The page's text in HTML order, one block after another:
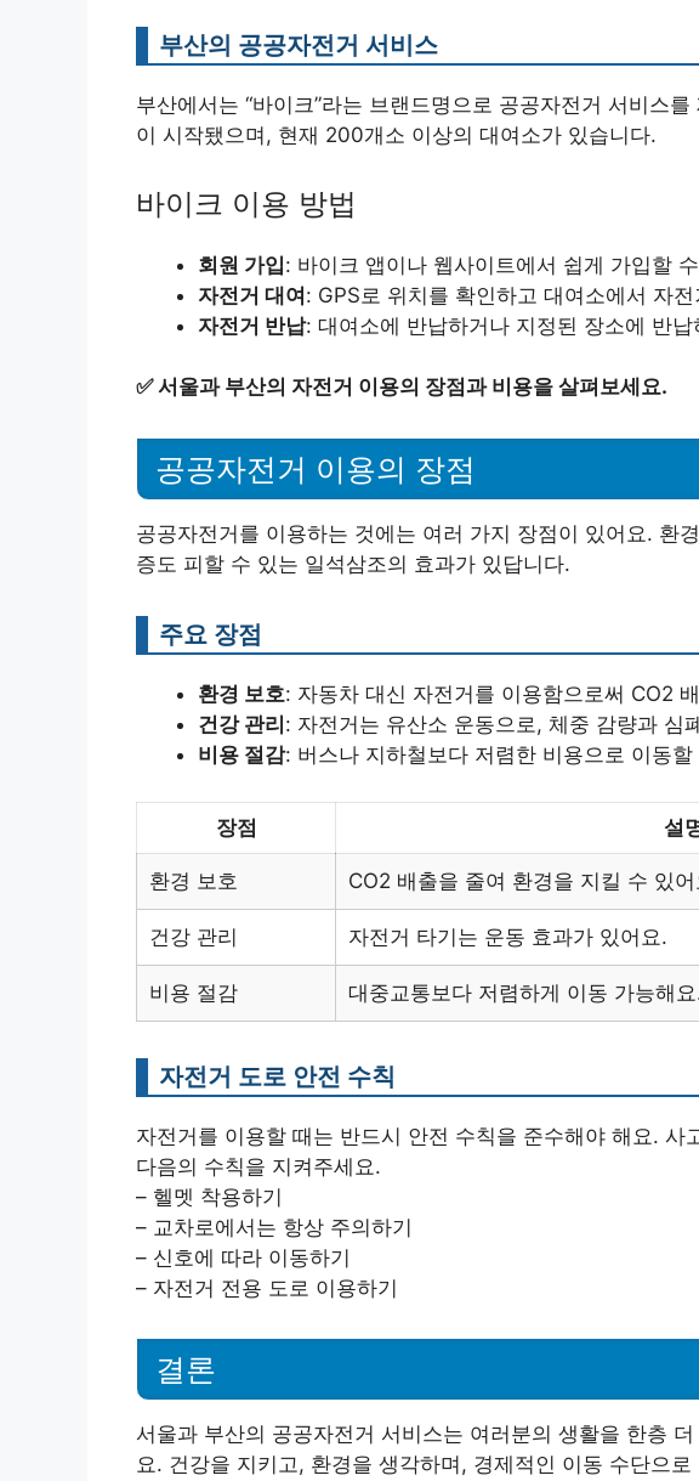
부산의 공공자전거 서비스
부산에서는 “바이크”라는 브랜드명으로 공공자전거 서비스
이 시작됐으며, 현재 200개소 이상의 대여소가 있습니다.
바이크 이용 방법
회원 가입: 바이크 앱이나 웹사이트에서 쉽게 가입할
자전거 대여: GPS로 위치를 확인하고 대여소에서 자
자전거 반납: 대여소에 반납하거나 지정된 장소에 반납
✅서울과 부산의 자전거 이용의 장점과 비용을 살펴보세요.
공공자전거 이용의 장점
공공자전거를 이용하는 것에는 여러 가지 장점이 있어요. 환
증도 피할 수 있는 일석삼조의 효과가 있답니다.
주요 장점
환경 보호: 자동차 대신 자전거를 이용함으로써 CO2
건강 관리 : 자전거는 유산소 운동으로, 체중 감량과 심
비용 절감: 버스나 지하철보다 저렴한 비용으로 이동할
장점 설
환경 보호 CO2 배출을 줄여 환경을 지킬 수 있어
건강 관리 자전거 타기는 운동 효과가 있어요.
비용 절감 대중교통보다 저렴하게 이동 가능해
자전거 도로 안전 수칙
자전거를 이용할 때는 반드시 안전 수칙을 준수해야 해요. 사
다음의 수칙을 지켜주세요.
– 헬멧 착용하기
– 교차로에서는 항상 주의하기
– 신호에 따라 이동하기
– 자전거 전용 도로 이용하기
결론
서울과 부산의 공공자전거 서비스는 여러분의 생활을 한층
요. 건강을 지키고, 환경을 생각하며, 경제적인 이동 수단으